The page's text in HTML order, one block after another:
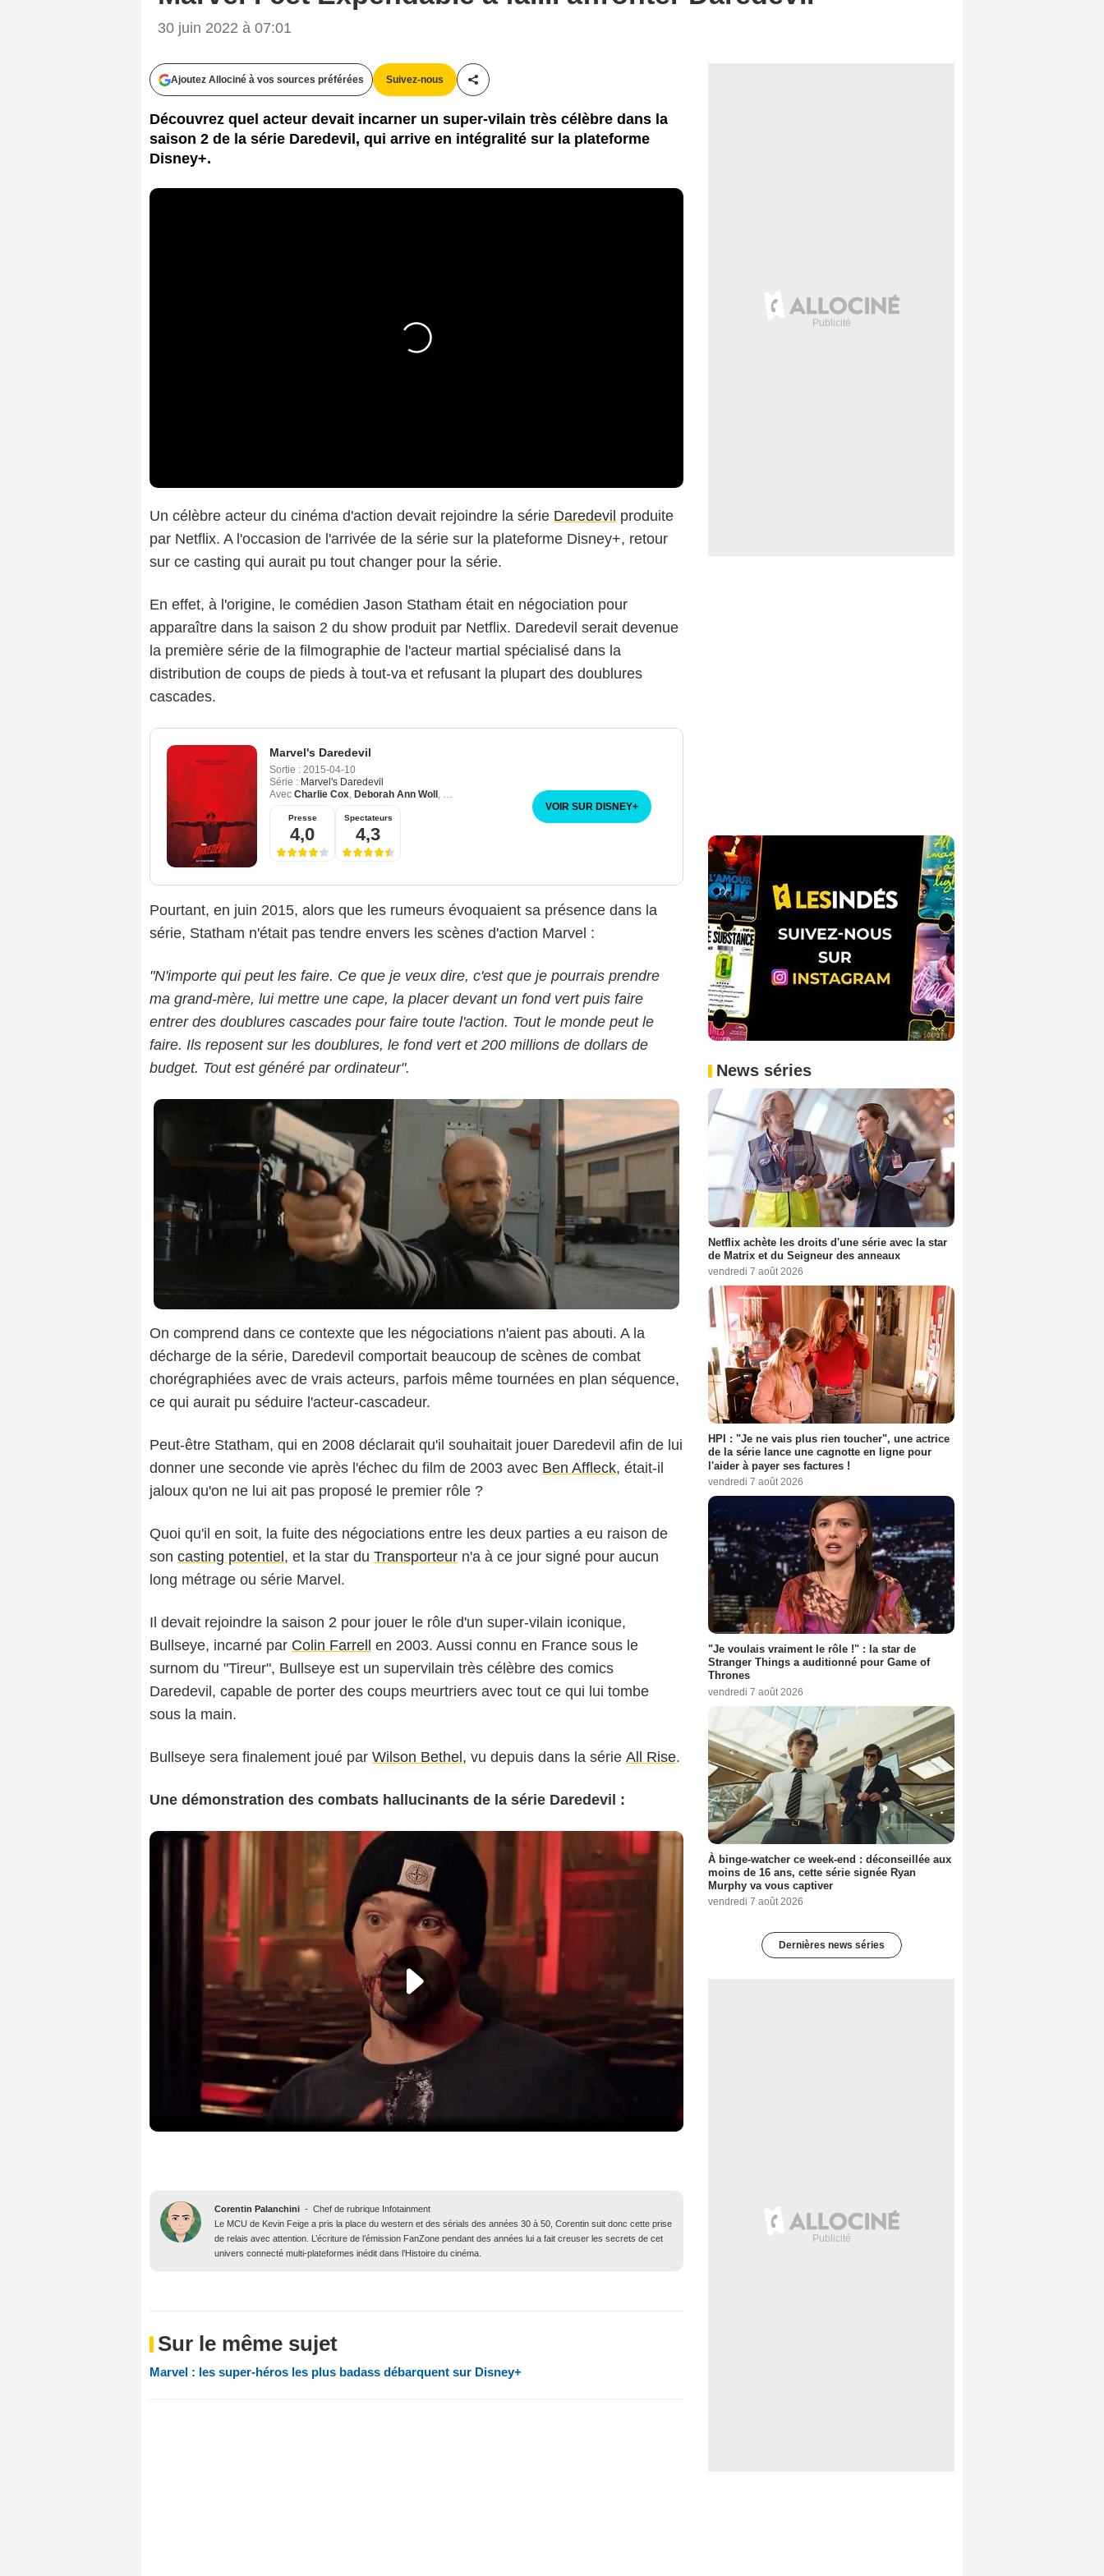
30 juin 2022 à 07:01
Ajoutez Allociné à vos sources préférées Suivez-nous
Partager cet article
Découvrez quel acteur devait incarner un super-vilain très célèbre dans la
saison 2 de la série Daredevil, qui arrive en intégralité sur la plateforme
Disney+.
Un célèbre acteur du cinéma d'action devait rejoindre la série Daredevil produite
par Netflix. A l'occasion de l'arrivée de la série sur la plateforme Disney+, retour
sur ce casting qui aurait pu tout changer pour la série.
En effet, à l'origine, le comédien Jason Statham était en négociation pour
apparaître dans la saison 2 du show produit par Netflix. Daredevil serait devenue
la première série de la filmographie de l'acteur martial spécialisé dans la
distribution de coups de pieds à tout-va et refusant la plupart des doublures
cascades.
Marvel's Daredevil
Sortie : 2015-04-10
Série : Marvel's Daredevil
Avec Charlie Cox, Deborah Ann Woll , Elden Henson
Presse
4,0
Spectateurs
4,3
VOIR SUR DISNEY+
Pourtant, en juin 2015, alors que les rumeurs évoquaient sa présence dans la
série, Statham n'était pas tendre envers les scènes d'action Marvel :
"N'importe qui peut les faire. Ce que je veux dire, c'est que je pourrais prendre
ma grand-mère, lui mettre une cape, la placer devant un fond vert puis faire
entrer des doublures cascades pour faire toute l'action. Tout le monde peut le
faire. Ils reposent sur les doublures, le fond vert et 200 millions de dollars de
budget. Tout est généré par ordinateur".
On comprend dans ce contexte que les négociations n'aient pas abouti. A la
décharge de la série, Daredevil comportait beaucoup de scènes de combat
chorégraphiées avec de vrais acteurs, parfois même tournées en plan séquence,
ce qui aurait pu séduire l'acteur-cascadeur.
Peut-être Statham, qui en 2008 déclarait qu'il souhaitait jouer Daredevil afin de lui
donner une seconde vie après l'échec du film de 2003 avec Ben Affleck, était-il
jaloux qu'on ne lui ait pas proposé le premier rôle ?
Quoi qu'il en soit, la fuite des négociations entre les deux parties a eu raison de
son casting potentiel , et la star du Transporteur n'a à ce jour signé pour aucun
long métrage ou série Marvel.
Il devait rejoindre la saison 2 pour jouer le rôle d'un super-vilain iconique,
Bullseye, incarné par Colin Farrell
en 2003. Aussi connu en France sous le
surnom du "Tireur", Bullseye est un supervilain très célèbre des comics
Daredevil, capable de porter des coups meurtriers avec tout ce qui lui tombe
sous la main.
Bullseye sera finalement joué par Wilson Bethel , vu depuis dans la série All Rise.
Une démonstration des combats hallucinants de la série Daredevil :
Corentin Palanchini - Chef de rubrique Infotainment
Le MCU de Kevin Feige a pris la place du western et des sérials des années 30 à 50, Corentin suit donc cette prise
de relais avec attention. L’écriture de l’émission FanZone pendant des années lui a fait creuser les secrets de cet
univers connecté multi-plateformes inédit dans l’Histoire du cinéma.
Sur le même sujet
Marvel : les super-héros les plus badass débarquent sur Disney+
News séries
Netflix achète les droits d'une série avec la star
de Matrix et du Seigneur des anneaux
vendredi 7 août 2026
HPI : "Je ne vais plus rien toucher", une actrice
de la série lance une cagnotte en ligne pour
l'aider à payer ses factures !
vendredi 7 août 2026
"Je voulais vraiment le rôle !" : la star de
Stranger Things a auditionné pour Game of
Thrones
vendredi 7 août 2026
À binge-watcher ce week-end : déconseillée aux
moins de 16 ans, cette série signée Ryan
Murphy va vous captiver
vendredi 7 août 2026
Dernières news séries